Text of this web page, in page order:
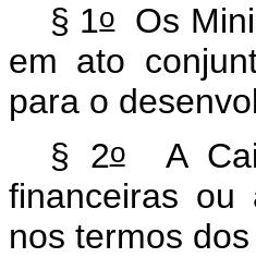
§ 1oOs
em ato
para o
§ 2oA
financeiras ou
nos termos